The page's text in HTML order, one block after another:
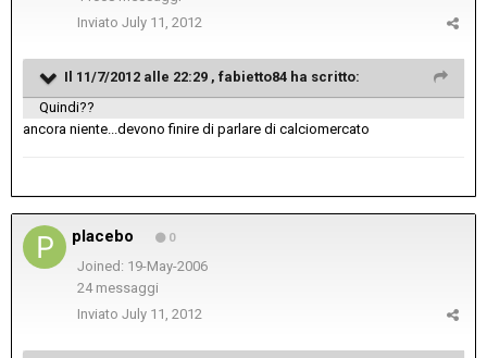
Inviato July 11, 2012
Il 11/7/2012 alle 22:29 , fabietto84 ha scritto:
Quindi??
ancora niente...devono finire di parlare di calciomercato
placebo 0
Joined: 19-May-2006
24 messaggi
Inviato July 11, 2012